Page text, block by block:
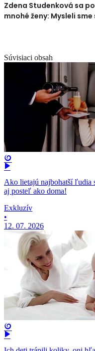
Zdena Studenková sa
mnohé ženy: Mysleli
Súvisiaci obsah
Ako lietajú najbohatší ľudia
aj posteľ ako doma!
Exkluzív
•
12. 07. 2026